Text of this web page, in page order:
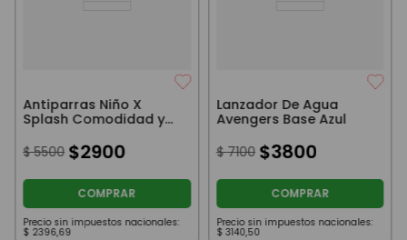
Antiparras Niño X
Splash Comodidad y
Protección Azul
$ 5500 $2900
COMPRAR
Precio sin impuestos nacionales:
$ 2396,69
Lanzador De Agua
Avengers Base Azul
$ 7100 $3800
COMPRAR
Precio sin impuestos nacionales:
$ 3140,50